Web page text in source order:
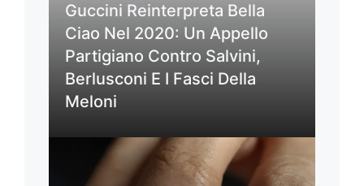
Guccini Reinterpreta Bella
Ciao Nel 2020: Un Appello
Partigiano Contro Salvini,
Berlusconi E I Fasci Della
Meloni